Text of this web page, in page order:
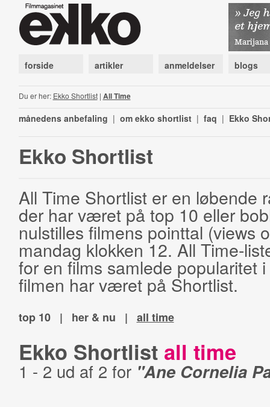
forside artikler anmeldelser blogs
Du er her: Ekko Shortlist| All Time
månedens anbefaling | om ekko shortlist | faq | Ekko
Ekko Shortlist
All Time Shortlist er en løbende
der har været på top 10 eller
nulstilles filmens pointtal (views
mandag klokken 12. All Time-
for en films samlede popularitet
filmen har været på Shortlist.
top 10 | her & nu | all time
Ekko Shortlist all time
1 - 2 ud af 2 for "Ane Cornelia